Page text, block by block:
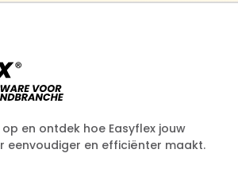
en ontdek hoe Easyflex jouw
eenvoudiger en efficiënter maakt.